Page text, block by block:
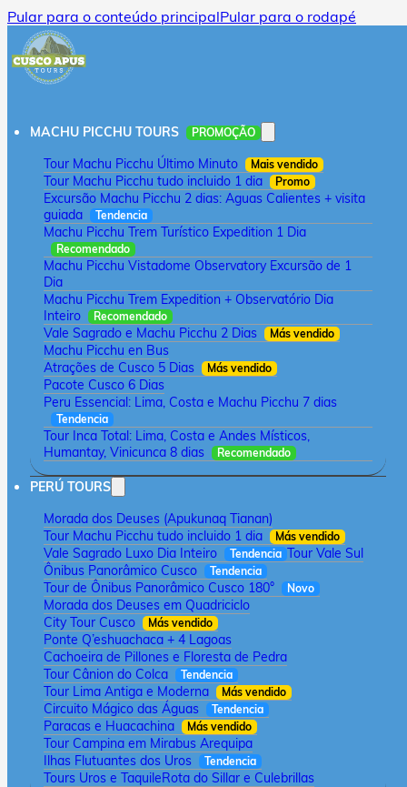
Pular para o conteúdo principalPular para o rodapé
MACHU PICCHU TOURS PROMOÇÃO
Tour Machu Picchu Último Minuto Mais vendido
Tour Machu Picchu tudo incluido 1 dia Promo
Excursão Machu Picchu 2 dias: Aguas Calientes + visita
guiada
Tendencia
Machu Picchu Trem Turístico Expedition 1 Dia
Recomendado
Machu Picchu Vistadome Observatory Excursão de 1
Dia
Machu Picchu Trem Expedition + Observatório Dia
Inteiro
Recomendado
Vale Sagrado e Machu Picchu 2 Dias Más vendido
Machu Picchu en Bus
Atrações de Cusco 5 Dias
Más vendido
Pacote Cusco 6 Dias
Peru Essencial: Lima, Costa e Machu Picchu 7 dias
Tendencia
Tour Inca Total: Lima, Costa e Andes Místicos,
Humantay, Vinicunca 8 dias
Recomendado
PERÚ TOURS
Morada dos Deuses (Apukunaq Tianan)
Tour Machu Picchu tudo incluido 1 dia
Más vendido
Vale Sagrado Luxo Dia Inteiro Tendencia Tour Vale Sul
Ônibus Panorâmico Cusco
Tendencia
Tour de Ônibus Panorâmico Cusco 180° Novo
Morada dos Deuses em Quadriciclo
City Tour Cusco
Más vendido
Ponte Q’eshuachaca + 4 Lagoas
Cachoeira de Pillones e Floresta de Pedra
Tour Cânion do Colca
Tendencia
Tour Lima Antiga e Moderna Más vendido
Circuito Mágico das Águas Tendencia
Paracas e Huacachina Más vendido
Tour Campina em Mirabus Arequipa
Ilhas Flutuantes dos Uros
Tendencia
Tours Uros e TaquileRota do Sillar e Culebrillas